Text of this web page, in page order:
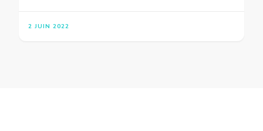
2 JUIN 2022